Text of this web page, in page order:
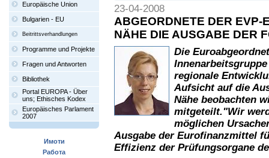
Europäische Union
Bulgarien - EU
Beitrittsverhandlungen
Programme und Projekte
Fragen und Antworten
Bibliothek
Portal EUROPA - Über
uns; Ethisches Kodex
Europäisches Parlament
2007
Имоти
Работа
23-04-2008
ABGEORDNETE DER EVP-
NÄHE DIE AUSGABE DER
Die
regionale
Aufsicht auf die
Nähe beobachten
mitgeteilt."Wir
möglichen
Ausgabe der Eurofinanzmittel
Effizienz der Prüfungsorgane